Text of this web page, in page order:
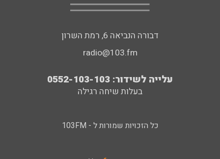
דבורה הנביאה 6, רמת השרון
radio@103.fm
עלייה לשידור: 0552-103-103
בעלות שיחה רגילה
כל הזכויות שמורות ל - 103FM